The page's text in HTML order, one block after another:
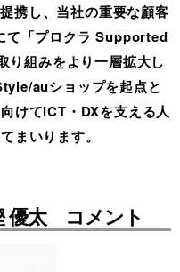
携し、当社の重要な顧客
て「プロクラ Supported
り組みをより一層拡大し
auショップを起点と
けてICT・DXを支える人
まいります。
優太 コメント